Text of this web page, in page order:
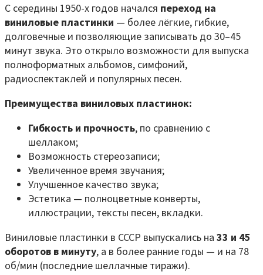
С середины 1950-х годов начался переход на
виниловые пластинки — более лёгкие, гибкие,
долговечные и позволяющие записывать до 30–45
минут звука. Это открыло возможности для выпуска
полноформатных альбомов, симфоний,
радиоспектаклей и популярных песен.
Преимущества виниловых пластинок:
Гибкость и прочность, по сравнению с
шеллаком;
Возможность стереозаписи;
Увеличенное время звучания;
Улучшенное качество звука;
Эстетика — полноцветные конверты,
иллюстрации, тексты песен, вкладки.
Виниловые пластинки в СССР выпускались на 33 и 45
оборотов в минуту, а в более ранние годы — и на 78
об/мин (последние шеллачные тиражи).